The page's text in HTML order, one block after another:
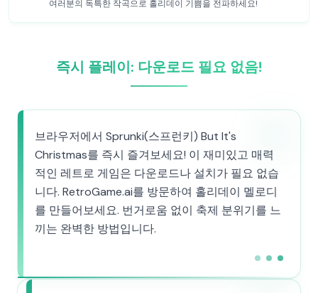
여러분의 독특한 작곡으로 홀리데이 기쁨을 전파하세요!
즉시 플레이: 다운로드 필요 없음!
브라우저에서 Sprunki(스프런키) But It's
Christmas를 즉시 즐겨보세요! 이 재미있고 매력
적인 레트로 게임은 다운로드나 설치가 필요 없습
니다. RetroGame.ai를 방문하여 홀리데이 멜로디
를 만들어보세요. 번거로움 없이 축제 분위기를 느
끼는 완벽한 방법입니다.